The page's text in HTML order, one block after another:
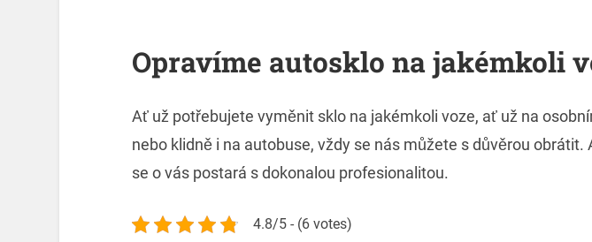
Opravíme autosklo na jakémkoli
Ať už potřebujete vyměnit sklo na jakémkoli voze, ať už na
nebo klidně i na autobuse, vždy se nás můžete s důvěrou obrátit.
se o vás postará s dokonalou profesionalitou.
4.8/5 - (6 votes)